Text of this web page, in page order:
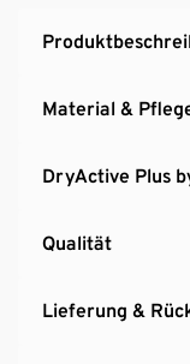
Material &
DryActive Plus
Qualität
Lieferung &